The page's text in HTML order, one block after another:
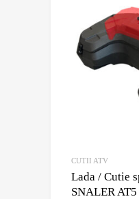
CUTII ATV
Lada / Cutie
SNALER AT5